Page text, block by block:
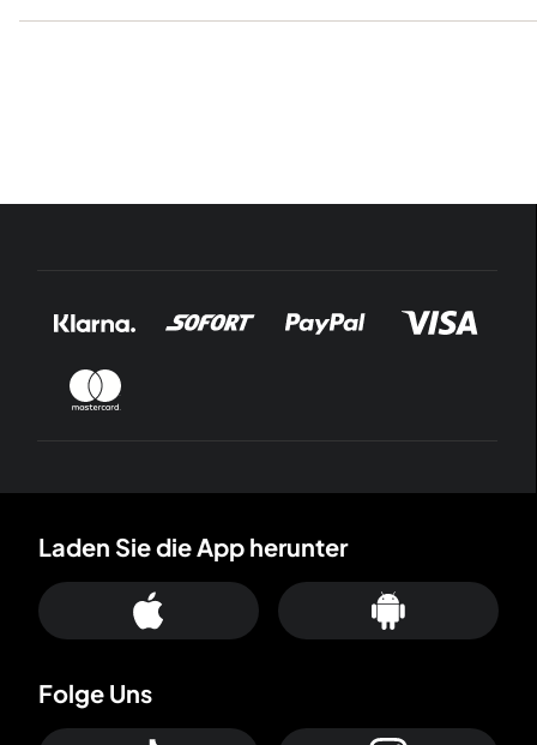
Laden Sie die App herunter
Folge Uns